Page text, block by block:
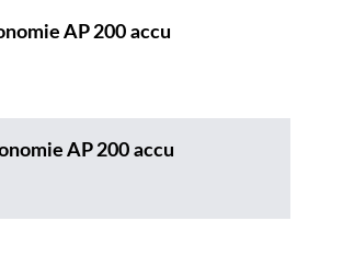
AP 200 accu
AP 200 accu